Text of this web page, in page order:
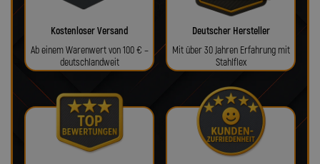
Kostenloser Versand
Ab einem Warenwert von 100 € –
deutschlandweit
Deutscher Hersteller
Mit über 30 Jahren Erfahrung mit
Stahlflex